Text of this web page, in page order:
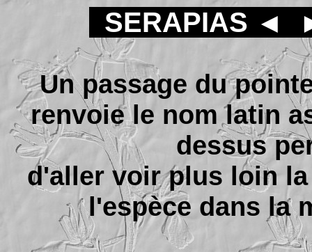
SERAPIAS ◄
Un passage du
renvoie le nom latin
dessus
d'aller voir plus loin
l'espèce dans la